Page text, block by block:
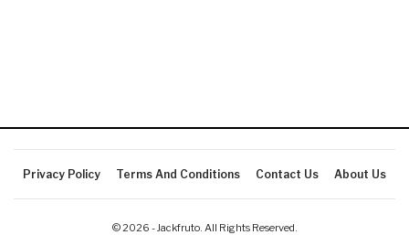
Privacy Policy Terms And Conditions Contact Us About Us
© 2026 - Jackfruto. All Rights Reserved.